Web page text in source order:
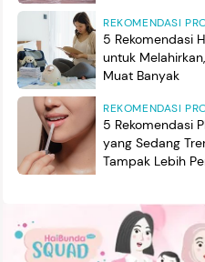
REKOMENDASI
5 Rekomendasi
untuk
Muat Banyak
REKOMENDASI
5 Rekomendasi
yang Sedang
Tampak Lebih